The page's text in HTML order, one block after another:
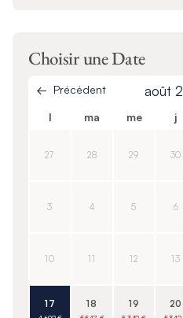
Choisir une Date
Précédent août
l ma me j
27 28 29 30
3 4 5 6
10 11 12 13
17 18 19 20